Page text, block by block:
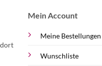
dort
Mein Account
Meine Bestellungen
Wunschliste